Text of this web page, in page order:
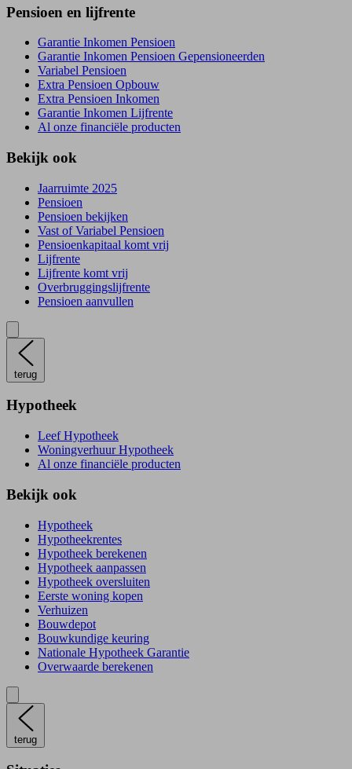
Pensioen en lijfrente
Garantie Inkomen Pensioen
Garantie Inkomen Pensioen Gepensioneerden
Variabel Pensioen
Extra Pensioen Opbouw
Extra Pensioen Inkomen
Garantie Inkomen Lijfrente
Al onze financiële producten
Bekijk ook
Jaarruimte 2025
Pensioen
Pensioen bekijken
Vast of Variabel Pensioen
Pensioenkapitaal komt vrij
Lijfrente
Lijfrente komt vrij
Overbruggingslijfrente
Pensioen aanvullen
terug
Hypotheek
Leef Hypotheek
Woningverhuur Hypotheek
Al onze financiële producten
Bekijk ook
Hypotheek
Hypotheekrentes
Hypotheek berekenen
Hypotheek aanpassen
Hypotheek oversluiten
Eerste woning kopen
Verhuizen
Bouwdepot
Bouwkundige keuring
Nationale Hypotheek Garantie
Overwaarde berekenen
terug